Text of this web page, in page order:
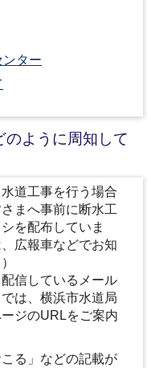
ター
のように周知して
道工事を行う場合
まへ事前に断水工
を配布していま
広報車などでお知
信しているメール
は、横浜市水道局
ジのURLをご案内
る」などの記載が